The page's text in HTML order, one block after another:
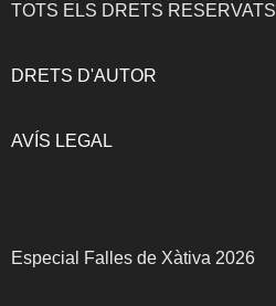
TOTS ELS DRETS RESERVATS
DRETS D'AUTOR
AVÍS LEGAL
Especial Falles de Xàtiva 2026